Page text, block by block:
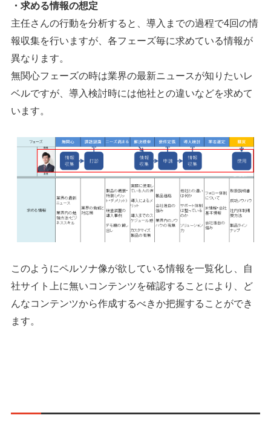
・求める情報の想定
主任さんの行動を分析すると、導入までの過程で4回の情
報収集を行いますが、各フェーズ毎に求めている情報が
異なります。
無関心フェーズの時は業界の最新ニュースが知りたいレ
ベルですが、導入検討時には他社との違いなどを求めて
います。
このようにペルソナ像が欲している情報を一覧化し、自
社サイト上に無いコンテンツを確認することにより、ど
んなコンテンツから作成するべきか把握することができ
ます。